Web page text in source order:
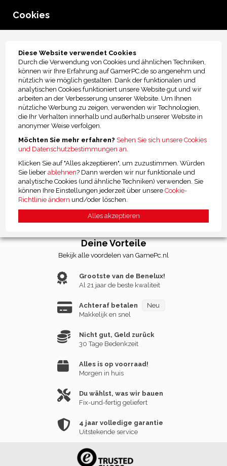
Cookies
Diese Website verwendet Cookies
Durch die Verwendung von Cookies und ähnlichen Techniken,
können wir Ihre Erfahrung auf GamerPC.de so angenehm und
nützlich wie möglich gestalten. Dank der funktionalen und
analytischen Cookies funktioniert unsere Website gut und wir
arbeiten an der Verbesserung unserer Website. Um Ihnen
nützliche Werbung zu zeigen, verwenden wir Technologien,
die Ihr Verhalten innerhalb und außerhalb unserer Website in
anonymer Weise verfolgen.
Möchten Sie mehr erfahren? Sehen Sie sich unsere Cookies
und Datenschutzbestimmungen an.
Klicken Sie auf "Alles akzeptieren", um zuzustimmen. Würden
Sie lieber ablehnen? Dann werden wir nur funktionale und
analytische Cookies (und ähnliche Techniken) verwenden. Sie
können Ihre Einstellungen jederzeit über unsere Cookie-
Richtlinie ändern und/oder löschen.
Alles akzeptieren
Gaming Headsets
Gaming Headsets
Bei GamerPC.de kannst du die besten Gaming Headsets für deinen
Weise mit einem Gaming Headset. Zum einem haben unsere Headsets
einen optimalen Klang und zum anderen kannst du sicher sein, dass
deine Nachbarn oder Mitbewohner nicht durch dein Gaming Erlebnis
gestört werden. Mit einem Gaming Headset musst du dich nicht mehr
mit Umgebungsgeräuschen herumschlagen und kannst dich komplett
Deine Vorteile
Bekijk alle voordelen van GamePc.nl
Grootste van de Benelux!
Al 21 jaar de beste kwaliteit
Achteraf betalen
Neu
Makkelijk en snel
Nicht gut, Geld zurück
30 Tage Bedenkzeit
Alles is op voorraad!
Morgen in huis
Du wählst, was wir bauen
Fix-und-fertig geliefert
4 jaar volledige garantie
Uitstekende service